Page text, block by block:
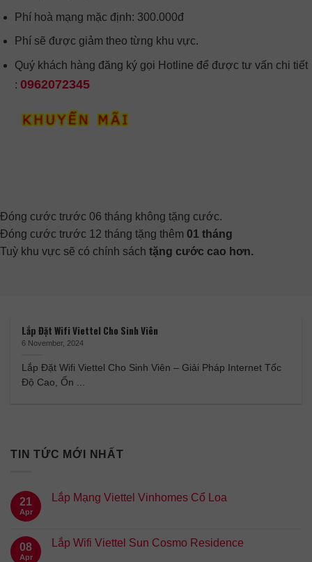
Phí hoà mạng mặc định: 300.000đ
Phí sẽ được giảm theo từng khu vực.
Quý khách hàng đăng ký gọi Hotline để được tư vấn chi tiết
: 0962072345
Đóng cước trước 06 tháng không tặng cước.
Đóng cước trước 12 tháng tặng thêm 01 tháng
Tuỳ khu vực sẽ có chính sách tặng cước cao hơn.
Lắp Đặt Wifi Viettel Cho Sinh Viên
6 November, 2024
Lắp Đặt Wifi Viettel Cho Sinh Viên – Giải Pháp Internet Tốc
Độ Cao, Ổn ...
TIN TỨC MỚI NHẤT
21
Apr
Lắp Mạng Viettel Vinhomes Cổ Loa
08
Apr
Lắp Wifi Viettel Sun Cosmo Residence